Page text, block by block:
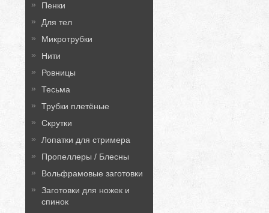
Пенки
Для тел
Микротрубки
Нити
Ровницы
Тесьма
Трубки плетёные
Скрутки
Лопатки для стримера
Пропеллеры / Блесны
Вольфрамовые заготовки
Заготовки для ножек и
спинок